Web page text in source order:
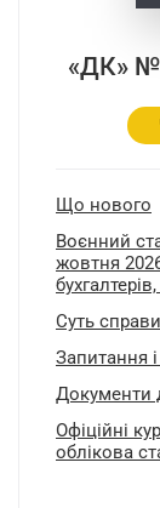
«ДК»
Що нового
Воєнний
жовтня
Суть справи
Запитання і
Документи
Oфіційні
облікова